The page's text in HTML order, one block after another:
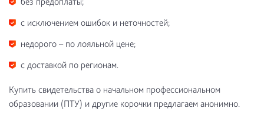
с исключением ошибок и неточностей;
недорого – по лояльной цене;
с доставкой по регионам.
Купить свидетельства о начальном профессиональном
образовании (ПТУ) и другие корочки предлагаем анонимно.